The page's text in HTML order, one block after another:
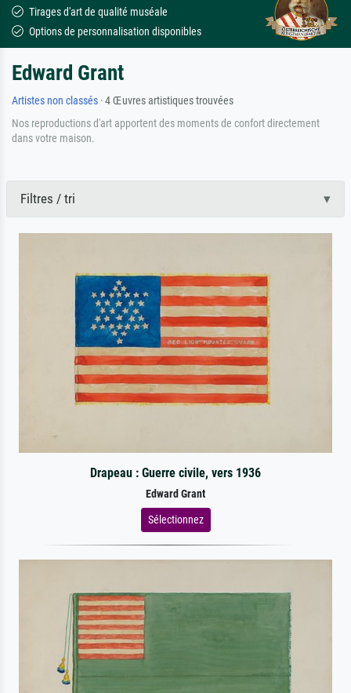
Tirages d'art de qualité muséale
Options de personnalisation disponibles
Edward Grant
Artistes non classés · 4 Œuvres artistiques trouvées
Nos reproductions d'art apportent des moments de confort directement
dans votre maison.
Filtres / tri
Drapeau : Guerre civile, vers 1936
Edward Grant
Sélectionnez